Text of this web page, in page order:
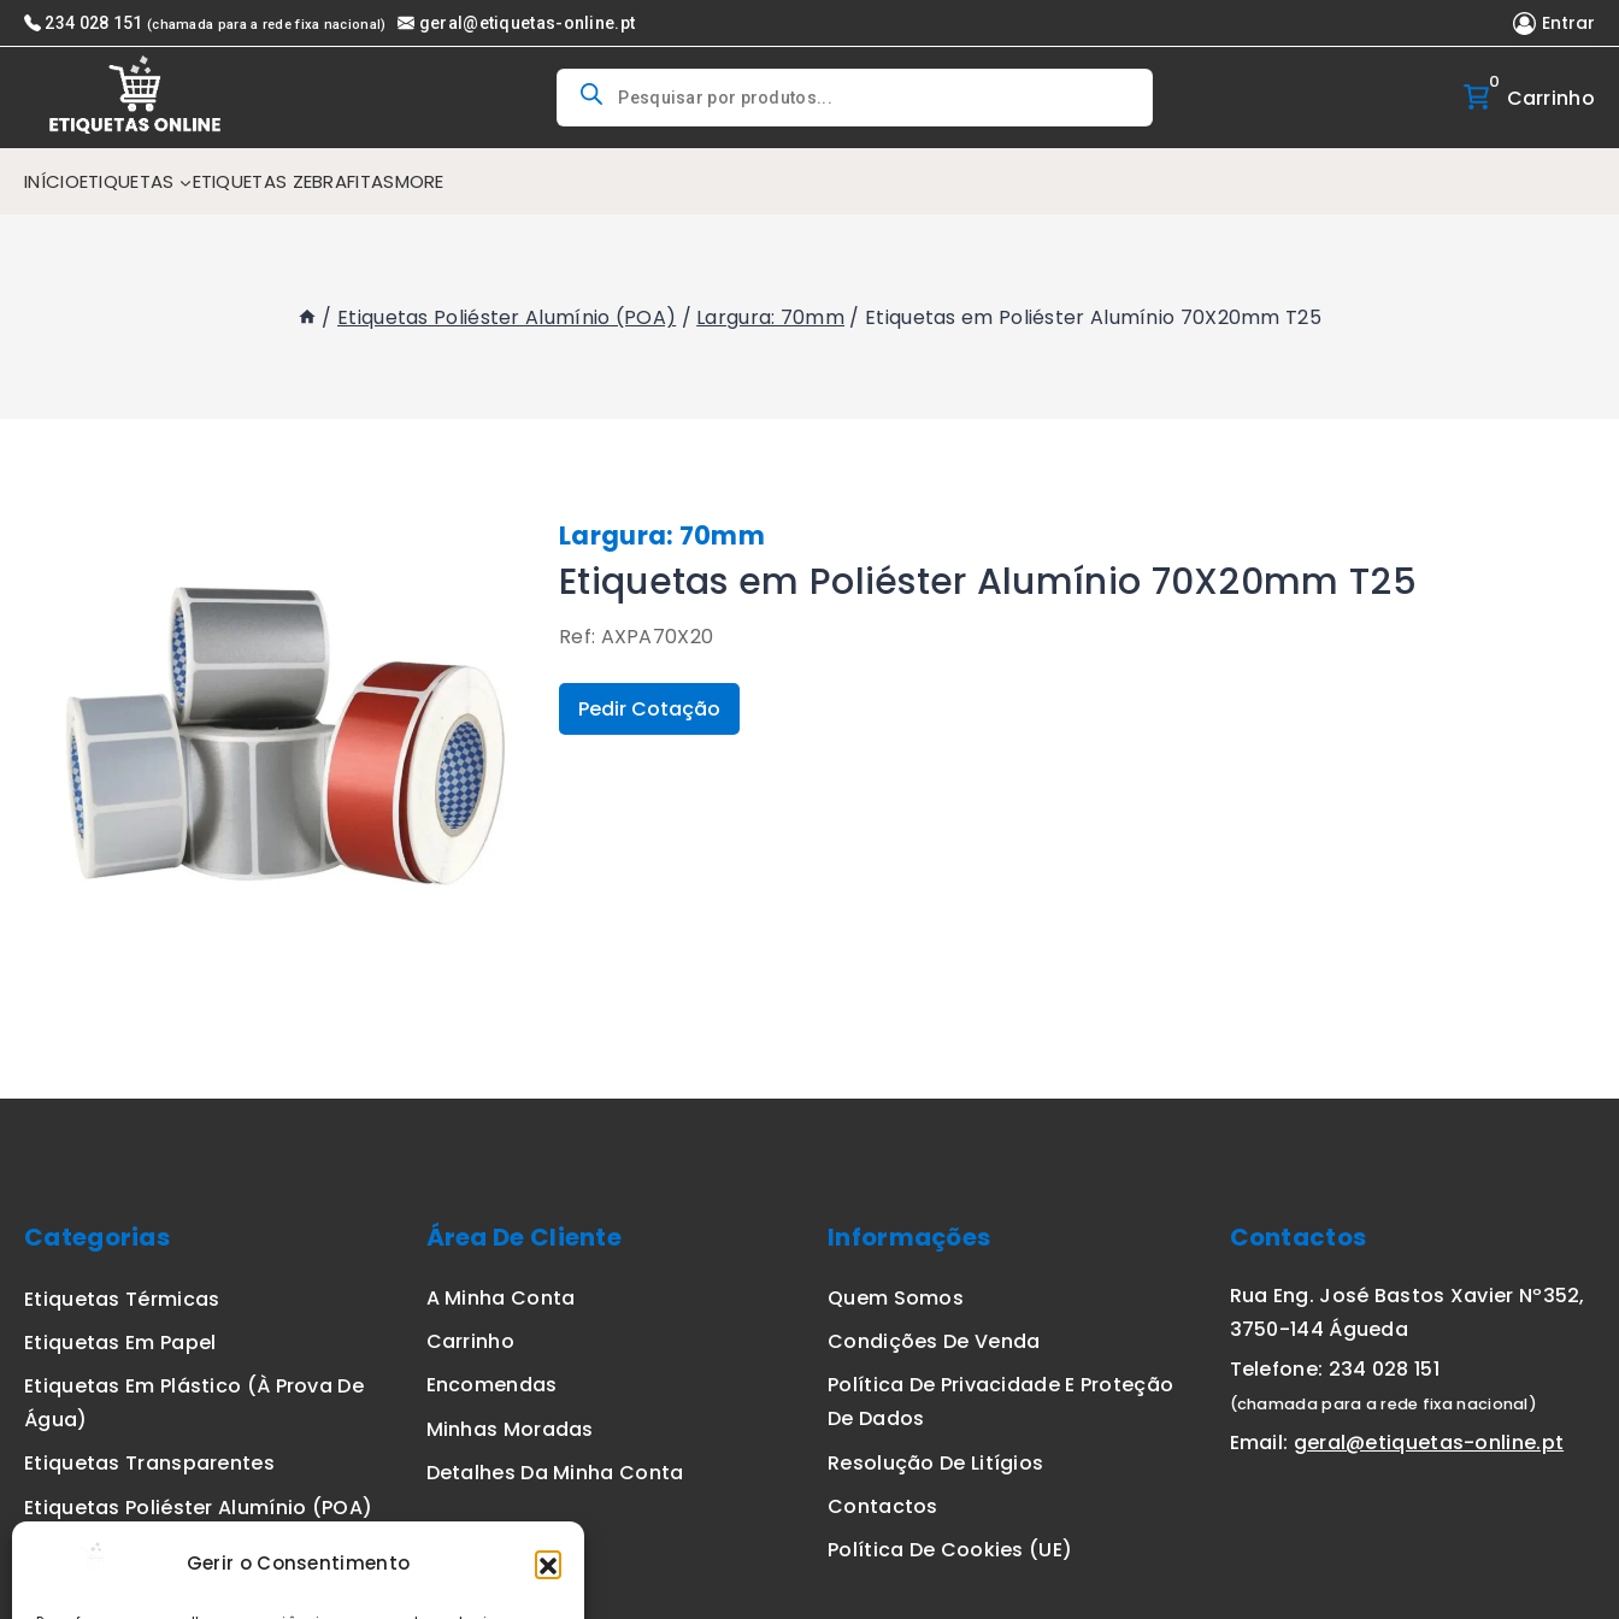
Gerir o Consentimento
Skip
to
234 028 151 (chamada para a rede fixa nacional) geral@etiquetas-online.pt Entrar
Products
search
0
Carrinho
INÍCIOETIQUETAS ETIQUETAS ZEBRAFITASMORE
/ Etiquetas Poliéster Alumínio (POA) / Largura: 70mm / Etiquetas em Poliéster Alumínio 70X20mm T25
Largura: 70mm
Etiquetas em Poliéster Alumínio 70X20mm T25
Ref: AXPA70X20
Pedir Cotação
Categorias
Etiquetas Térmicas
Etiquetas Em Papel
Etiquetas Em Plástico (à Prova De
Água)
Etiquetas Transparentes
Etiquetas Poliéster Alumínio (POA)
Etiquetas De Segurança VOID
Área De Cliente
A Minha Conta
Carrinho
Encomendas
Minhas Moradas
Detalhes Da Minha Conta
Informações
Quem Somos
Condições De Venda
Política De Privacidade E Proteção
De Dados
Resolução De Litígios
Contactos
Política De Cookies (UE)
Contactos
Rua Eng. José Bastos Xavier Nº352,
3750-144 Águeda
Telefone: 234 028 151
(chamada para a rede fixa nacional)
Email: geral@etiquetas-online.pt